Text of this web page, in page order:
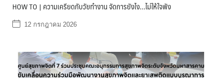
HOW TO | ความเครียดกับวัยทำงาน จัดการยังไง…ไม่ให้ใจพัง
12 กรกฎาคม 2026